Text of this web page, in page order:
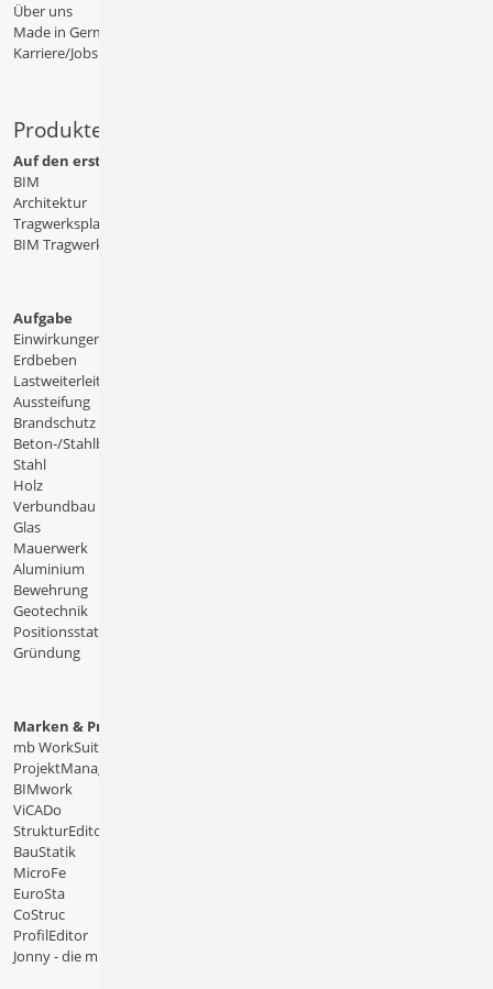
Über uns
Made in Germany
Karriere/Jobs
Produkte
Auf den ersten Blick
BIM
Architektur
Tragwerksplanung
BIM Tragwerksplanung
Aufgabe
Einwirkungen
Erdbeben
Lastweiterleitung
Aussteifung
Brandschutz
Beton-/Stahlbeton
Stahl
Holz
Verbundbau
Glas
Mauerwerk
Aluminium
Bewehrung
Geotechnik
Positionsstatik
Gründung
Marken & Produkte
mb WorkSuite
ProjektManager
BIMwork
ViCADo
StrukturEditor
BauStatik
MicroFe
EuroSta
CoStruc
ProfilEditor
Jonny - die mb-App